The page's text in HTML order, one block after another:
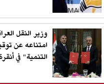
وزير النقل
امتناعه عن
التنمية" في